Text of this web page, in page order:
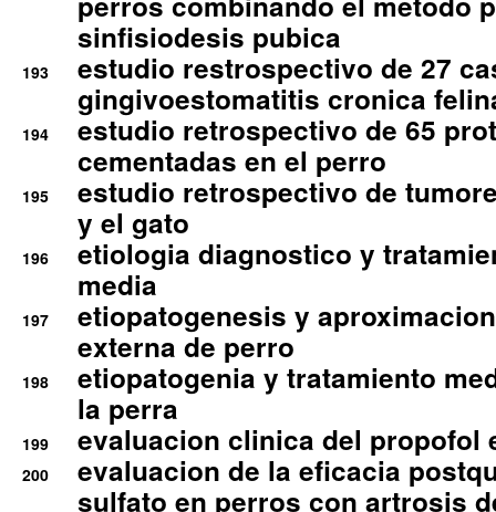
sinfisiodesis pubica
193
estudio restrospectivo de 27
gingivoestomatitis cronica
194
estudio retrospectivo de 65
cementadas en el perro
195
estudio retrospectivo de
y el gato
196
etiologia diagnostico y
media
197
etiopatogenesis y
externa de perro
198
etiopatogenia y tratamiento
la perra
199 evaluacion clinica del propofol
200
evaluacion de la eficacia
sulfato en perros con artrosis